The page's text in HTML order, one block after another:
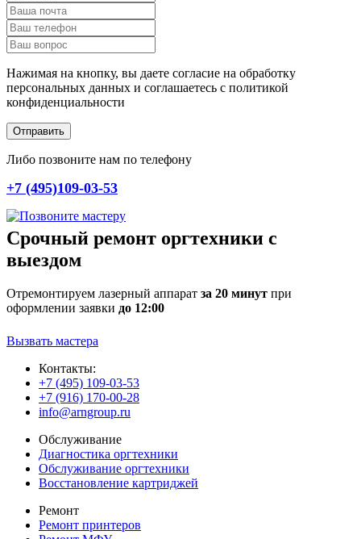
Нажимая на кнопку, вы даете согласие на обработку
персональных данных и соглашаетесь c политикой
конфиденциальности
Отправить
Либо позвоните нам по телефону
+7 (495)109-03-53
Срочный ремонт оргтехники с
выездом
Отремонтируем лазерный аппарат за 20 минут при
оформлении заявки до 12:00
Вызвать мастера
Контакты:
+7 (495) 109-03-53
+7 (916) 170-00-28
info@arngroup.ru
Обслуживание
Диагностика оргтехники
Обслуживание оргтехники
Восстановление картриджей
Ремонт
Ремонт принтеров